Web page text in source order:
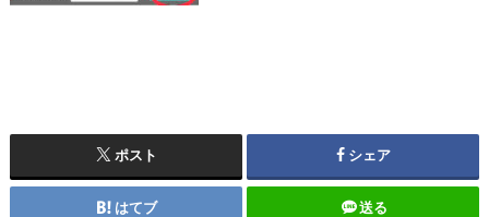
ポスト シェア
はてブ 送る